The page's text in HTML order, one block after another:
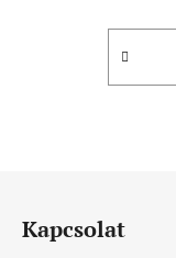
Kapcsolat